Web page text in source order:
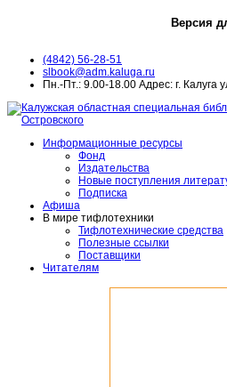
Версия
(4842) 56-28-51
slbook@adm.kaluga.ru
Пн.-Пт.: 9.00-18.00 Адрес: г.
Информационные ресурсы
Фонд
Издательства
Новые поступления
Подписка
Афиша
В мире тифлотехники
Тифлотехнические средства
Полезные ссылки
Поставщики
Читателям